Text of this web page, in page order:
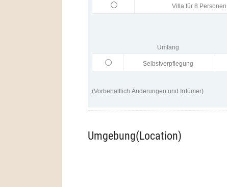
Villa für 8 Personen
Umfang
Selbstverpflegung
(Vorbehaltlich Änderungen und Irrtümer)
Umgebung(Location)